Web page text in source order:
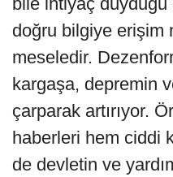
doğru bilgiye erişim
meseledir.
kargaşa, depremin
çarparak artırıyor.
haberleri hem ciddi
de devletin ve